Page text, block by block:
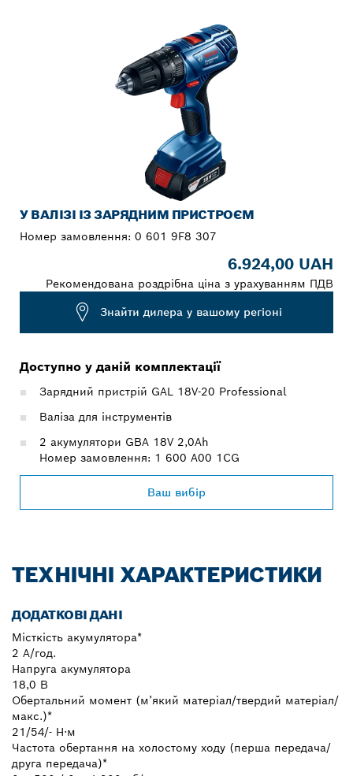
У ВАЛІЗІ ІЗ ЗАРЯДНИМ ПРИСТРОЄМ
Номер замовлення: 0 601 9F8 307
6.924,00 UAH
Рекомендована роздрібна ціна з урахуванням ПДВ
Знайти дилера у вашому регіоні
Доступно у даній комплектації
Зарядний пристрій GAL 18V-20 Professional
Валіза для інструментів
2 акумулятори GBA 18V 2,0Ah
Номер замовлення: 1 600 A00 1CG
Ваш вибір
ТЕХНІЧНІ ХАРАКТЕРИСТИКИ
ДОДАТКОВІ ДАНІ
Місткість акумулятора*
2 A/год.
Напруга акумулятора
18,0 В
Обертальний момент (м’який матеріал/твердий матеріал/
макс.)*
21/54/- Н·м
Частота обертання на холостому ходу (перша передача/
друга передача)*